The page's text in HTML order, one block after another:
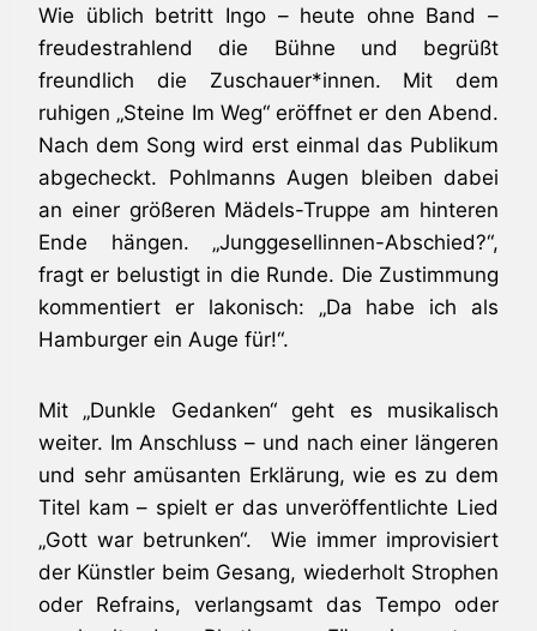
Wie üblich betritt Ingo – heute ohne Band –
freudestrahlend die Bühne und begrüßt
freundlich die Zuschauer*innen. Mit dem
ruhigen „Steine Im Weg“ eröffnet er den Abend.
Nach dem Song wird erst einmal das Publikum
abgecheckt. Pohlmanns Augen bleiben dabei
an einer größeren Mädels-Truppe am hinteren
Ende hängen. „Junggesellinnen-Abschied?“,
fragt er belustigt in die Runde. Die Zustimmung
kommentiert er lakonisch: „Da habe ich als
Hamburger ein Auge für!“.
Mit „Dunkle Gedanken“ geht es musikalisch
weiter. Im Anschluss – und nach einer längeren
und sehr amüsanten Erklärung, wie es zu dem
Titel kam – spielt er das unveröffentlichte Lied
„Gott war betrunken“. Wie immer improvisiert
der Künstler beim Gesang, wiederholt Strophen
oder Refrains, verlangsamt das Tempo oder